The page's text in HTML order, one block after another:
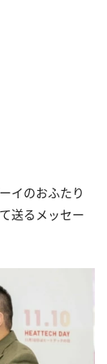
イのおふたり
送るメッセー